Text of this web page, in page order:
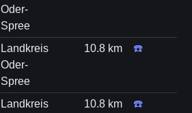
Oder-
Spree
Landkreis
Oder-
Spree
10.8 km ☎️
Landkreis
10.8 km ☎️